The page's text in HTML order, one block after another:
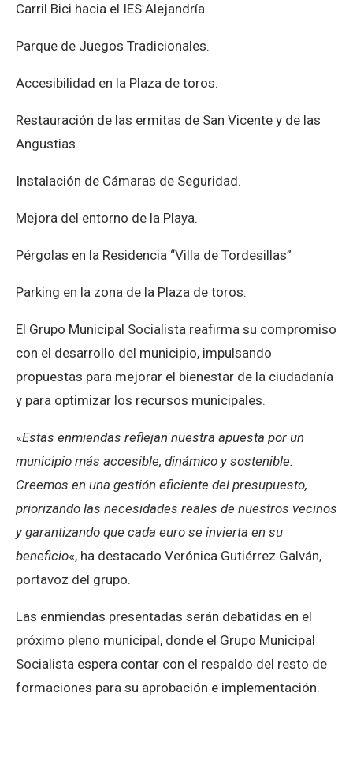
Carril Bici hacia el IES Alejandría.
Parque de Juegos Tradicionales.
Accesibilidad en la Plaza de toros.
Restauración de las ermitas de San Vicente y de las
Angustias.
Instalación de Cámaras de Seguridad.
Mejora del entorno de la Playa.
Pérgolas en la Residencia “Villa de Tordesillas”
Parking en la zona de la Plaza de toros.
El Grupo Municipal Socialista reafirma su compromiso
con el desarrollo del municipio, impulsando
propuestas para mejorar el bienestar de la ciudadanía
y para optimizar los recursos municipales.
«Estas enmiendas reflejan nuestra apuesta por un
municipio más accesible, dinámico y sostenible.
Creemos en una gestión eficiente del presupuesto,
priorizando las necesidades reales de nuestros vecinos
y garantizando que cada euro se invierta en su
beneficio«, ha destacado Verónica Gutiérrez Galván,
portavoz del grupo.
Las enmiendas presentadas serán debatidas en el
próximo pleno municipal, donde el Grupo Municipal
Socialista espera contar con el respaldo del resto de
formaciones para su aprobación e implementación.